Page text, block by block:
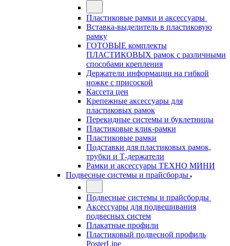
Пластиковые рамки и аксессуары
Вставка-выделитель в пластиковую
рамку
ГОТОВЫЕ комплекты
ПЛАСТИКОВЫХ рамок с различными
способами крепления
Держатели информации на гибкой
ножке с присоской
Кассета цен
Крепежные аксессуары для
пластиковых рамок
Перекидные системы и буклетницы
Пластиковые клик-рамки
Пластиковые рамки
Подставки для пластиковых рамок,
трубки и Т-держатели
Рамки и аксессуары ТЕХНО МИНИ
Подвесные системы и прайсборды
Подвесные системы и прайсборды
Аксессуары для подвешивания
подвесных систем
Плакатные профили
Пластиковый подвесной профиль
PosterLine